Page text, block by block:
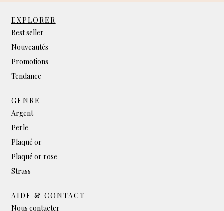
EXPLORER
Best seller
Nouveautés
Promotions
Tendance
GENRE
Argent
Perle
Plaqué or
Plaqué or rose
Strass
AIDE & CONTACT
Nous contacter